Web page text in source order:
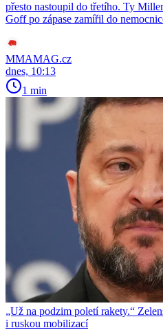
přesto nastoupil do třetího. Ty
Goff po zápase zamířil do
MMAMAG.cz
dnes, 10:13
1 min
„Už na podzim poletí rakety.“
i ruskou mobilizací